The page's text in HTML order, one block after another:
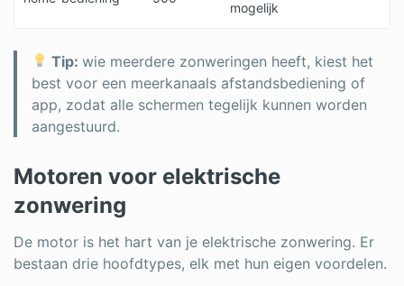
mogelijk
Tip:wie meerdere zonweringen heeft, kiest het
best voor een meerkanaals afstandsbediening of
app, zodat alle schermen tegelijk kunnen worden
aangestuurd.
Motoren voor elektrische
zonwering
De motor is het hart van je elektrische zonwering. Er
bestaan drie hoofdtypes, elk met hun eigen voordelen.